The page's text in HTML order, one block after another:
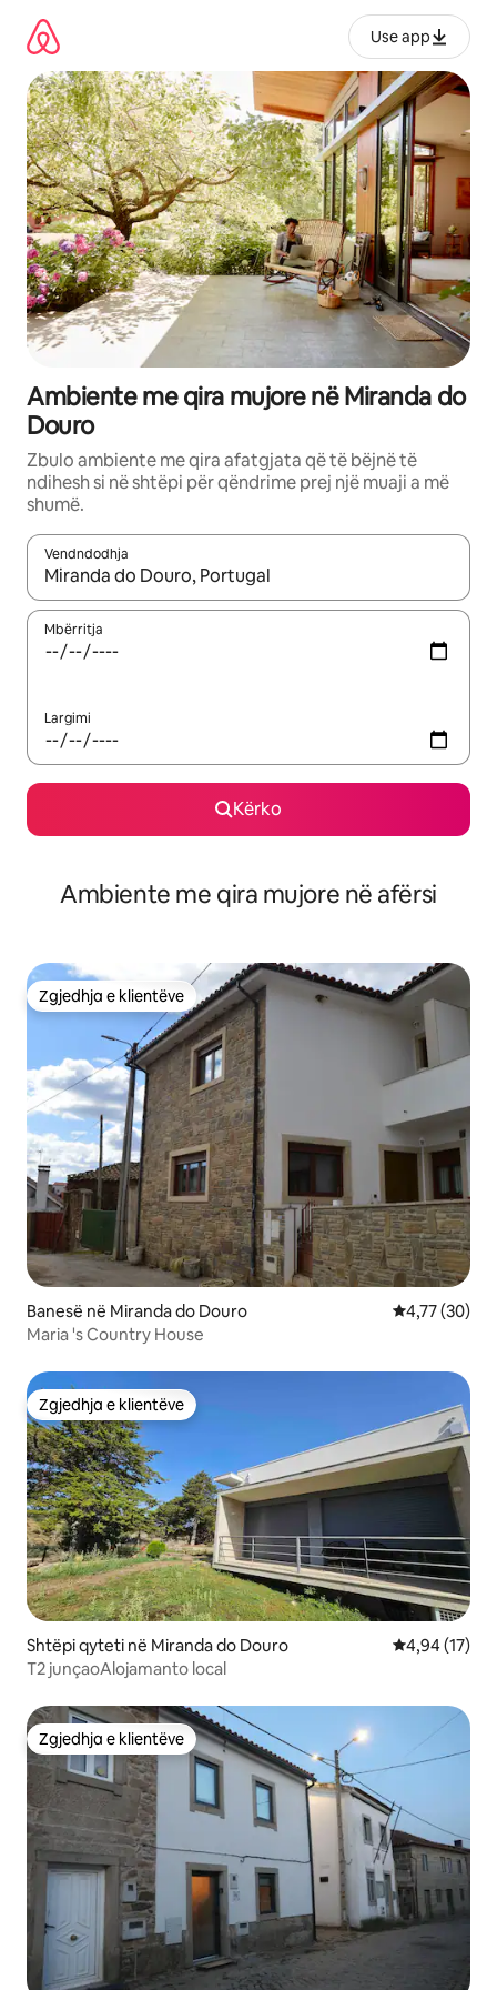
përmbajtja
Use app
Ambiente me qira mujore në Miranda do
Douro
Zbulo ambiente me qira afatgjata që të bëjnë të
ndihesh si në shtëpi për qëndrime prej një muaji a më
shumë.
Vendndodhja
Kur rezultatet të jenë të disponueshme, lëviz me butonat e
Mbërritja
Largimi
Kërko
Ambiente me qira mujore në afërsi
Zgjedhja e klientëve
Zgjedhja e klientëve
Banesë në Miranda do Douro Vlerësimi
4,77 (30)
Maria 's Country House
Zgjedhja e klientëve
Zgjedhja e klientëve
Shtëpi qyteti në Miranda do Douro Vlerësimi
4,94 (17)
T2 junçaoAlojamanto local
Zgjedhja e klientëve
Zgjedhja e klientëve